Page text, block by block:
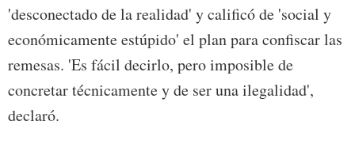
'desconectado de la realidad' y calificó de 'social y
económicamente estúpido' el plan para confiscar las
remesas. 'Es fácil decirlo, pero imposible de
concretar técnicamente y de ser una ilegalidad',
declaró.